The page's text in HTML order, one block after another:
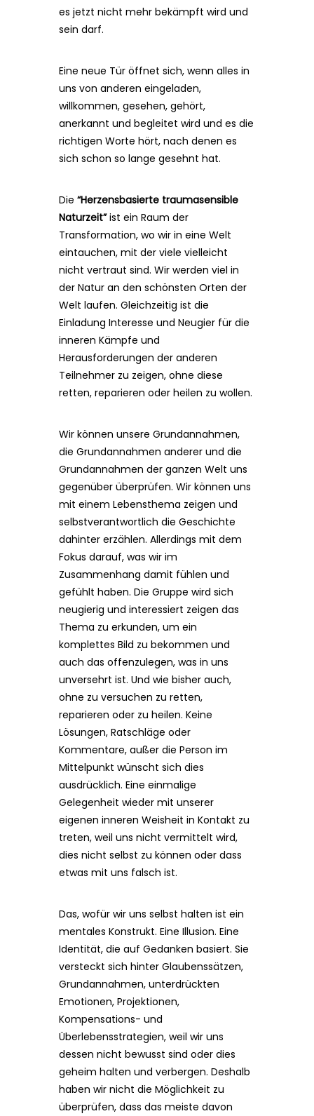
es jetzt nicht mehr bekämpft wird und
sein darf.
Eine neue Tür öffnet sich, wenn alles in
uns von anderen eingeladen,
willkommen, gesehen, gehört,
anerkannt und begleitet wird und es die
richtigen Worte hört, nach denen es
sich schon so lange gesehnt hat.
Die “Herzensbasierte traumasensible
Naturzeit”ist ein Raum der
Transformation, wo wir in eine Welt
eintauchen, mit der viele vielleicht
nicht vertraut sind. Wir werden viel in
der Natur an den schönsten Orten der
Welt laufen. Gleichzeitig ist die
Einladung Interesse und Neugier für die
inneren Kämpfe und
Herausforderungen der anderen
Teilnehmer zu zeigen, ohne diese
retten, reparieren oder heilen zu wollen.
Wir können unsere Grundannahmen,
die Grundannahmen anderer und die
Grundannahmen der ganzen Welt uns
gegenüber überprüfen. Wir können uns
mit einem Lebensthema zeigen und
selbstverantwortlich die Geschichte
dahinter erzählen. Allerdings mit dem
Fokus darauf, was wir im
Zusammenhang damit fühlen und
gefühlt haben. Die Gruppe wird sich
neugierig und interessiert zeigen das
Thema zu erkunden, um ein
komplettes Bild zu bekommen und
auch das offenzulegen, was in uns
unversehrt ist. Und wie bisher auch,
ohne zu versuchen zu retten,
reparieren oder zu heilen. Keine
Lösungen, Ratschläge oder
Kommentare, außer die Person im
Mittelpunkt wünscht sich dies
ausdrücklich. Eine einmalige
Gelegenheit wieder mit unserer
eigenen inneren Weisheit in Kontakt zu
treten, weil uns nicht vermittelt wird,
dies nicht selbst zu können oder dass
etwas mit uns falsch ist.
Das, wofür wir uns selbst halten ist ein
mentales Konstrukt. Eine Illusion. Eine
Identität, die auf Gedanken basiert. Sie
versteckt sich hinter Glaubenssätzen,
Grundannahmen, unterdrückten
Emotionen, Projektionen,
Kompensations- und
Überlebensstrategien, weil wir uns
dessen nicht bewusst sind oder dies
geheim halten und verbergen. Deshalb
haben wir nicht die Möglichkeit zu
überprüfen, dass das meiste davon